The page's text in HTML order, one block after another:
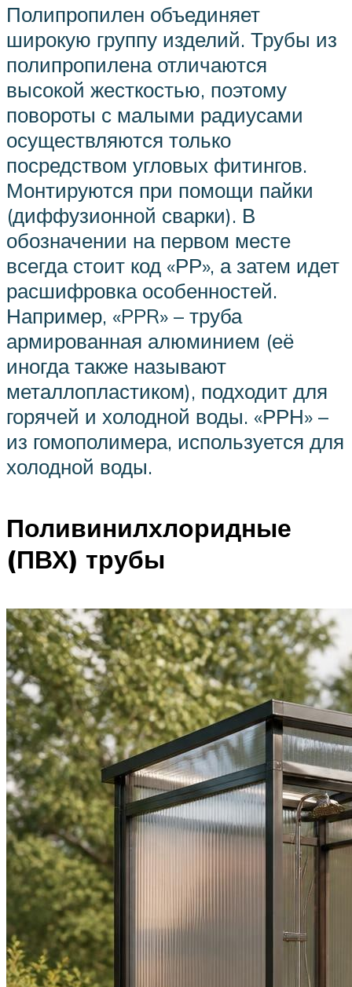
Полипропилен объединяет
широкую группу изделий. Трубы из
полипропилена отличаются
высокой жесткостью, поэтому
повороты с малыми радиусами
осуществляются только
посредством угловых фитингов.
Монтируются при помощи пайки
(диффузионной сварки). В
обозначении на первом месте
всегда стоит код «РР», а затем идет
расшифровка особенностей.
Например, «PPR» – труба
армированная алюминием (её
иногда также называют
металлопластиком), подходит для
горячей и холодной воды. «РРН» –
из гомополимера, используется для
холодной воды.
Поливинилхлоридные
(ПВХ) трубы